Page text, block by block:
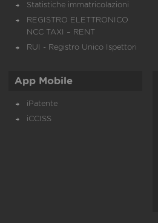
Statistiche immatricolazioni
REGISTRO ELETTRONICO
NCC TAXI – RENT
RUI - Registro Unico Ispettori
App Mobile
iPatente
iCCISS